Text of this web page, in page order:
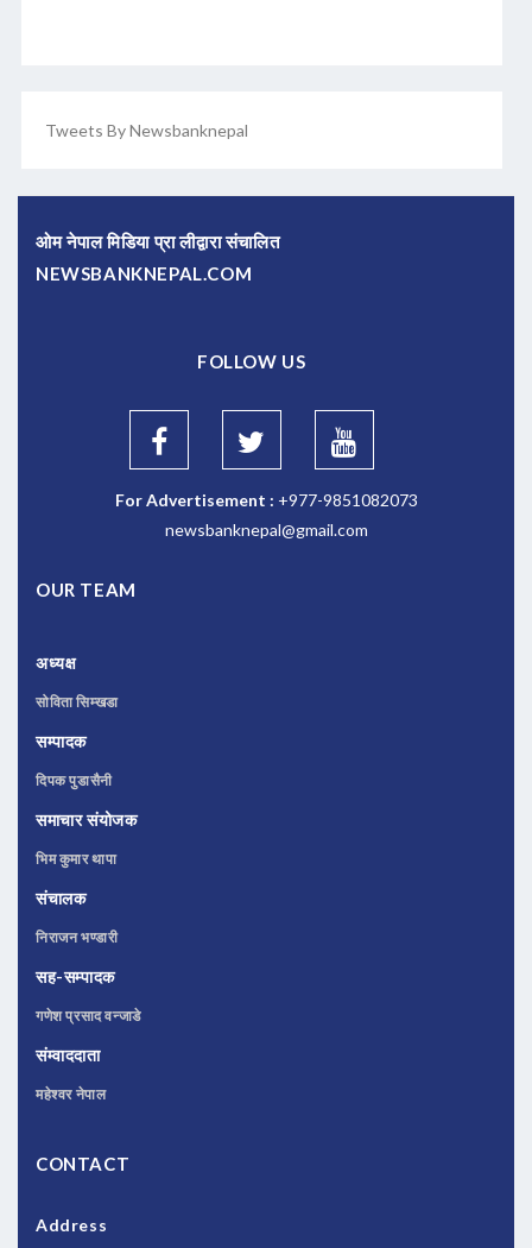
Tweets By Newsbanknepal
ओम नेपाल मिडिया प्रा लीद्वारा संचालित
NEWSBANKNEPAL.COM
FOLLOW US
For Advertisement : +977-9851082073
newsbanknepal@gmail.com
OUR TEAM
अध्यक्ष
सोविता सिम्खडा
सम्पादक
दिपक पुडासैनी
समाचार संयोजक
भिम कुमार थापा
संचालक
निराजन भण्डारी
सह-सम्पादक
गणेश प्रसाद वन्जाडे
संम्वाददाता
महेश्वर नेपाल
CONTACT
Address